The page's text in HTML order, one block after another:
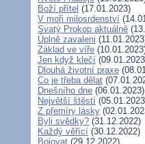
Boží přítel (17.01.2023)
V moři milosrdenství
Svatý Prokop aktuálně
Úplně zavaleni
Základ ve víře
Jen když klečí
Dlouhá životní praxe
Co je třeba dělat
Dnešního dne (06.01.2023)
Největší štěstí
Z přemíry lásky
Byli svědky? (31.12.2022)
Každý věřící (30.12.2022)
Bojovat (29.12.2022)